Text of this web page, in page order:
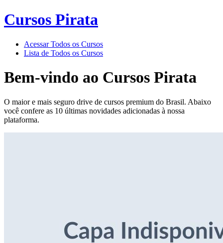
Cursos Pirata
Acessar Todos os Cursos
Lista de Todos os Cursos
Bem-vindo ao Cursos Pirata
O maior e mais seguro drive de cursos premium do Brasil. Abaixo
você confere as 10 últimas novidades adicionadas à nossa
plataforma.